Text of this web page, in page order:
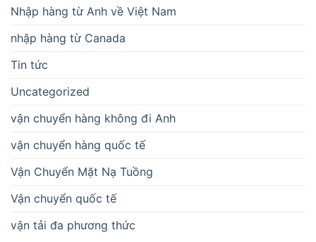
Nhập hàng từ Anh về Việt Nam
nhập hàng từ Canada
Tin tức
Uncategorized
vận chuyển hàng không đi Anh
vận chuyển hàng quốc tế
Vận Chuyển Mặt Nạ Tuồng
Vận chuyển quốc tế
vận tải đa phương thức